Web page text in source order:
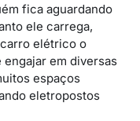
fica aguardando
ele carrega,
elétrico o
em diversas
espaços
eletropostos